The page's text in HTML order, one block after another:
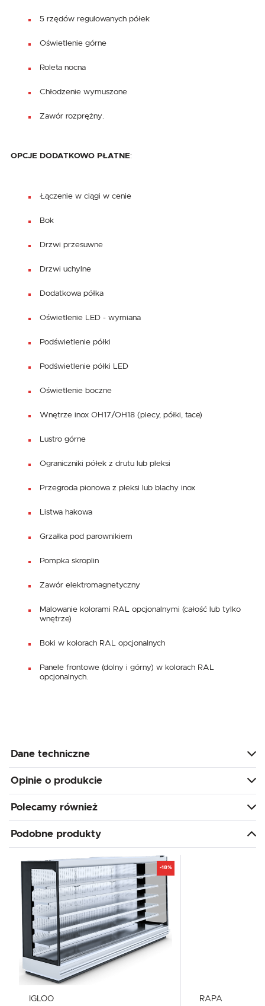
5 rzędów regulowanych półek
Oświetlenie górne
Roleta nocna
Chłodzenie wymuszone
Zawór rozprężny.
OPCJE DODATKOWO PŁATNE:
Łączenie w ciągi w cenie
Bok
Drzwi przesuwne
Drzwi uchylne
Dodatkowa półka
Oświetlenie LED - wymiana
Podświetlenie półki
Podświetlenie półki LED
Oświetlenie boczne
Wnętrze inox OH17/OH18 (plecy, półki, tace)
Lustro górne
Ograniczniki półek z drutu lub pleksi
Przegroda pionowa z pleksi lub blachy inox
Listwa hakowa
Grzałka pod parownikiem
Pompka skroplin
Zawór elektromagnetyczny
Malowanie kolorami RAL opcjonalnymi (całość lub tylko
wnętrze)
Boki w kolorach RAL opcjonalnych
Panele frontowe (dolny i górny) w kolorach RAL
opcjonalnych.
Dane techniczne
Opinie o produkcie
Polecamy również
Podobne produkty
-18%
IGLOO
RAPA